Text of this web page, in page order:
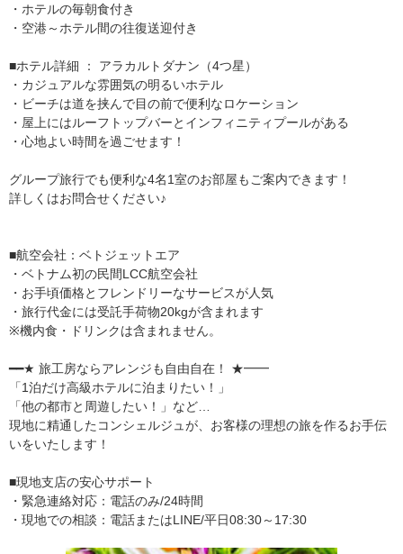
・ホテルの毎朝食付き
・空港～ホテル間の往復送迎付き
■ホテル詳細 ： アラカルトダナン（4つ星）
・カジュアルな雰囲気の明るいホテル
・ビーチは道を挟んで目の前で便利なロケーション
・屋上にはルーフトップバーとインフィニティプールがある
・心地よい時間を過ごせます！
グループ旅行でも便利な4名1室のお部屋もご案内できます！
詳しくはお問合せください♪
■航空会社：ベトジェットエア
・ベトナム初の民間LCC航空会社
・お手頃価格とフレンドリーなサービスが人気
・旅行代金には受託手荷物20kgが含まれます
※機内食・ドリンクは含まれません。
━━★ 旅工房ならアレンジも自由自在！ ★━━
「1泊だけ高級ホテルに泊まりたい！」
「他の都市と周遊したい！」など…
現地に精通したコンシェルジュが、お客様の理想の旅を作るお手伝
いをいたします！
■現地支店の安心サポート
・緊急連絡対応：電話のみ/24時間
・現地での相談：電話またはLINE/平日08:30～17:30